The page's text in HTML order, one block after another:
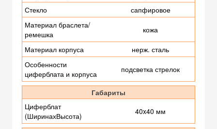
Стекло
сапфировое
Материал браслета/
ремешка
кожа
Материал корпуса
нерж. сталь
Особенности
циферблата и корпуса
подсветка стрелок
Габариты
Циферблат
(ШиринахВысота)
40x40 мм